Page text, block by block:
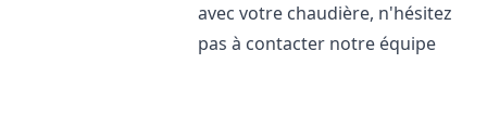
avec votre chaudière, n'hésitez
pas à contacter notre équipe